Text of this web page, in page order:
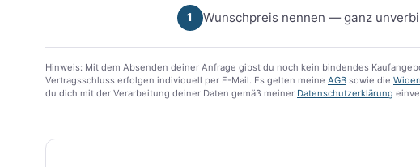
1 Wunschpreis nennen — ganz
Hinweis: Mit dem Absenden deiner Anfrage gibst du noch kein bindendes
Vertragsschluss erfolgen individuell per E-Mail. Es gelten meine AGB sowie die
du dich mit der Verarbeitung deiner Daten gemäß meiner Datenschutzerklärung